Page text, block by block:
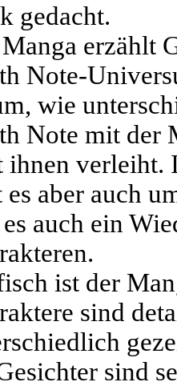
gedacht.
erzählt
Note-
wie
Note mit der
ihnen verleiht.
es aber auch
auch ein
ist der
sind
sind